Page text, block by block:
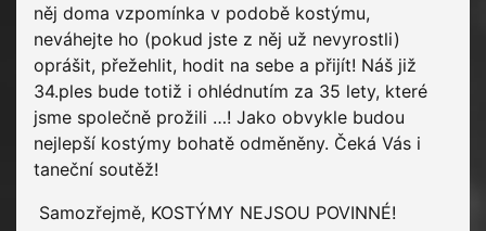
něj doma vzpomínka v podobě kostýmu,
neváhejte ho (pokud jste z něj už nevyrostli)
oprášit, přežehlit, hodit na sebe a přijít! Náš již
34.ples bude totiž i ohlédnutím za 35 lety, které
jsme společně prožili …! Jako obvykle budou
nejlepší kostýmy bohatě odměněny. Čeká Vás i
taneční soutěž!
Samozřejmě, KOSTÝMY NEJSOU POVINNÉ!